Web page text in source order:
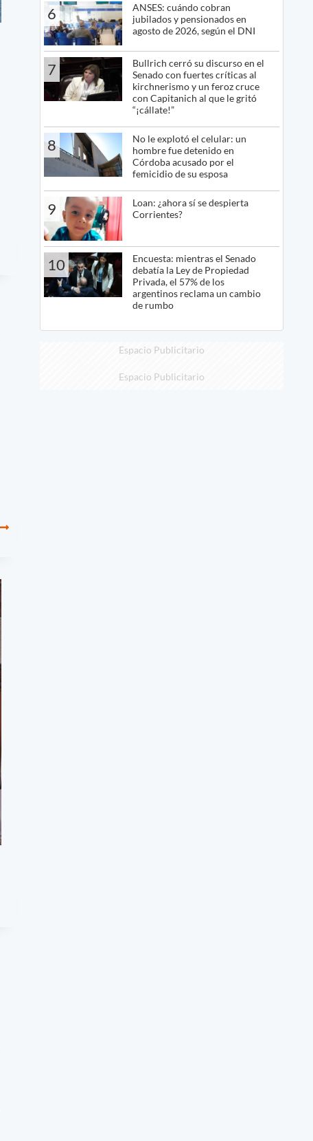
6
ANSES: cuándo cobran
jubilados y pensionados en
agosto de 2026, según el DNI
7
Bullrich cerró su discurso en el
Senado con fuertes críticas al
kirchnerismo y un feroz cruce
con Capitanich al que le gritó
“¡cállate!”
8
No le explotó el celular: un
hombre fue detenido en
Córdoba acusado por el
femicidio de su esposa
9
Loan: ¿ahora sí se despierta
Corrientes?
10
Encuesta: mientras el Senado
debatía la Ley de Propiedad
Privada, el 57% de los
argentinos reclama un cambio
de rumbo
Espacio Publicitario
Espacio Publicitario